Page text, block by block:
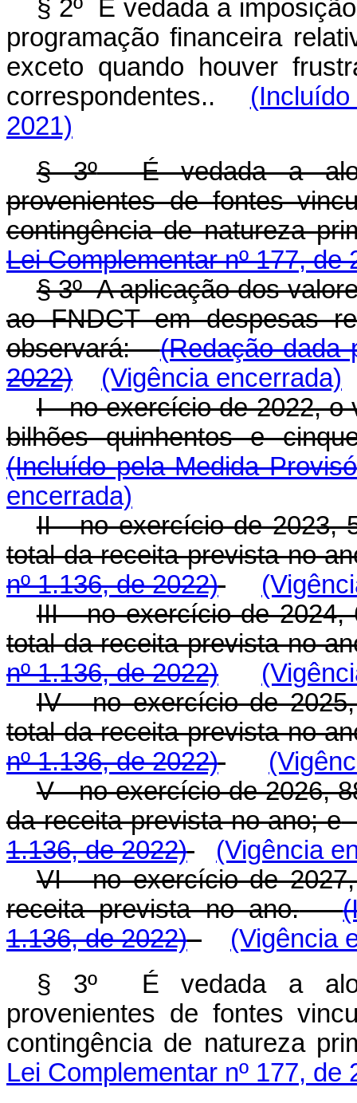
§ 2º É vedada a
programação financeira
exceto quando houver
correspondentes..
2021)
§ 3ºÉ vedada a
provenientes de fontes
contingência de natureza
Lei Complementar nº 177, de
§ 3º A aplicação dos
ao FNDCT em despesas
observará:(Redação dada
2022)
(Vigência encerrada)
I - no exercício de 2022, o
bilhões quinhentos e
(Incluído pela Medida
encerrada)
II - no exercício de 2023,
total da receita prevista no
nº 1.136, de 2022)
III - no exercício de 2024,
total da receita prevista no
nº 1.136, de 2022)
IV - no exercício de
total da receita prevista no
nº 1.136, de 2022)
V - no exercício de 2026,
da receita prevista no ano; e
1.136, de 2022)
(Vigência
VI - no exercício de
receita prevista no ano.
1.136, de 2022)
(Vigência
§ 3ºÉ vedada a
provenientes de fontes
contingência de natureza
Lei Complementar nº 177, de